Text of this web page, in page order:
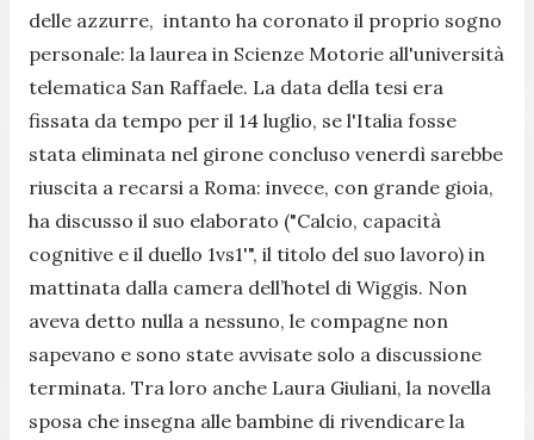
delle azzurre, intanto ha coronato il proprio sogno
personale: la laurea in Scienze Motorie all'università
telematica San Raffaele. La data della tesi era
fissata da tempo per il 14 luglio, se l'Italia fosse
stata eliminata nel girone concluso venerdì sarebbe
riuscita a recarsi a Roma: invece, con grande gioia,
ha discusso il suo elaborato ("Calcio, capacità
cognitive e il duello 1vs1'", il titolo del suo lavoro) in
mattinata dalla camera dell’hotel di Wiggis. Non
aveva detto nulla a nessuno, le compagne non
sapevano e sono state avvisate solo a discussione
terminata. Tra loro anche Laura Giuliani, la novella
sposa che insegna alle bambine di rivendicare la